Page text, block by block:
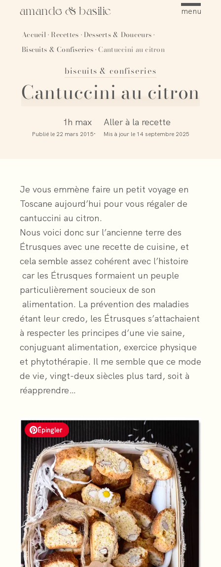
amande & basilic menu
Accueil · Recettes · Desserts & Douceurs ·
Biscuits & Confiseries · Cantuccini au citron
biscuits & confiseries
Cantuccini au citron
1h max Aller à la recette
Publié le 22 mars 2015 Mis à jour le 14 septembre 2025
Je vous emmène faire un petit voyage en
Toscane aujourd’hui pour vous régaler de
cantuccini au citron.
Nous voici donc sur l’ancienne terre des
Étrusques avec une recette de cuisine, et
cela semble assez cohérent avec l’histoire
car les Étrusques formaient un peuple
particulièrement soucieux de son
alimentation. La prévention des maladies
étant leur credo, les Étrusques s’attachaient
à respecter les principes d’une vie saine,
conjuguant alimentation, exercice physique
et phytothérapie. Il me semble que ce mode
de vie, vingt-deux siècles plus tard, soit à
réapprendre…
Épingler